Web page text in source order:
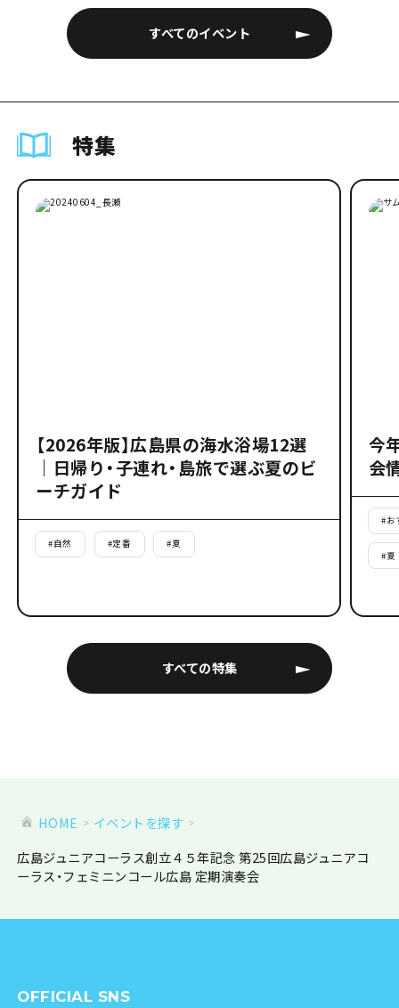
すべてのイベント
特集
すべての特集
【2026年版】広島県の海水浴場12選
｜日帰り・子連れ・島旅で選ぶ夏のビ
ーチガイド
#自然 #定番 #夏
今
会
#お
#夏
HOME
イベントを探す
広島ジュニアコーラス創立４５年記念 第25回広島ジュニアコ
ーラス・フェミニンコール広島 定期演奏会
OFFICIAL SNS